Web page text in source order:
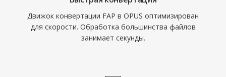
низкая задержка делает его обязательным
кодеком для WebRTC, поэтому каждый
современный браузер поставляется с
декодером Opus. WhatsApp, Discord, Zoom и
Движок конвертации FAP в OPUS оптимизирован
для скорости. Обработка большинства файлов
занимает секунды.